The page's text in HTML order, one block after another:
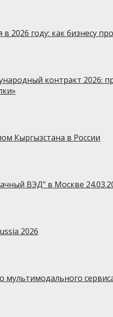
2026 году: как бизнесу
контракт 2026:
Кыргызстана в России
ВЭД" в Москве
2026
мультимодального